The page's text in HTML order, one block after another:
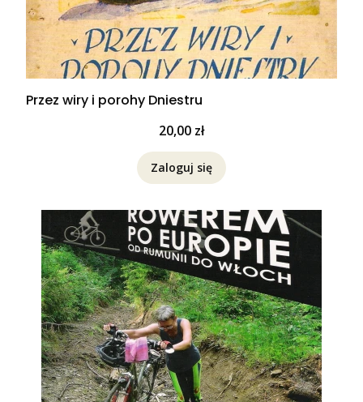
Przez wiry i porohy Dniestru
Cena
20,00 zł
Zaloguj się